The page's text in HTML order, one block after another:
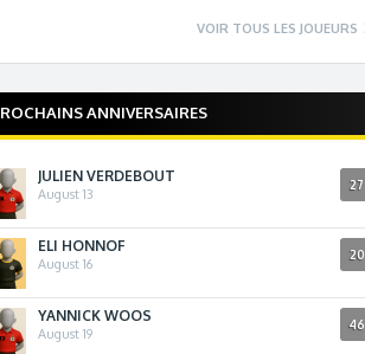
VOIR TOUS LES JOUEURS
ANNIVERSAIRES
JULIEN VERDEBOUT 27
August 13
ELI HONNOF 20
August 16
YANNICK WOOS 46
August 19